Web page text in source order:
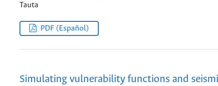
Tauta
PDF (Español)
Simulating vulnerability functions and